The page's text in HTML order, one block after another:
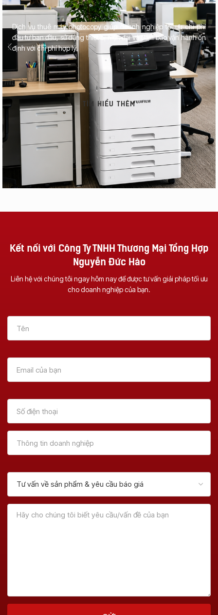
Dịch Vụ Sửa Chữa
Máy Photocopy Tại
Tận Nơi
Một Chiếc Máy
Dịch vụ thuê máy photocopy giúp doanh nghiệp tối ưu chi phí
đầu tư ban đầu, sử dụng thiết bị hiện đại và đảm bảo vận hành ổn
định với chi phí hợp lý.
TÌM HIỂU THÊM
Kết nối với Công Ty TNHH Thương Mại Tổng Hợp
Nguyễn Đức Hào
Liên hệ với chúng tôi ngay hôm nay để được tư vấn giải pháp tối ưu
cho doanh nghiệp của bạn.